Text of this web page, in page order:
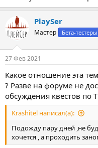
PlaySer
Мастер Бета-тестеры
27 Фев 2021
Какое отношение эта
? Разве на форуме не
обсуждения квестов по
Krashitel написал(а):
Подожду пару дней ,не
хочется , а проходить